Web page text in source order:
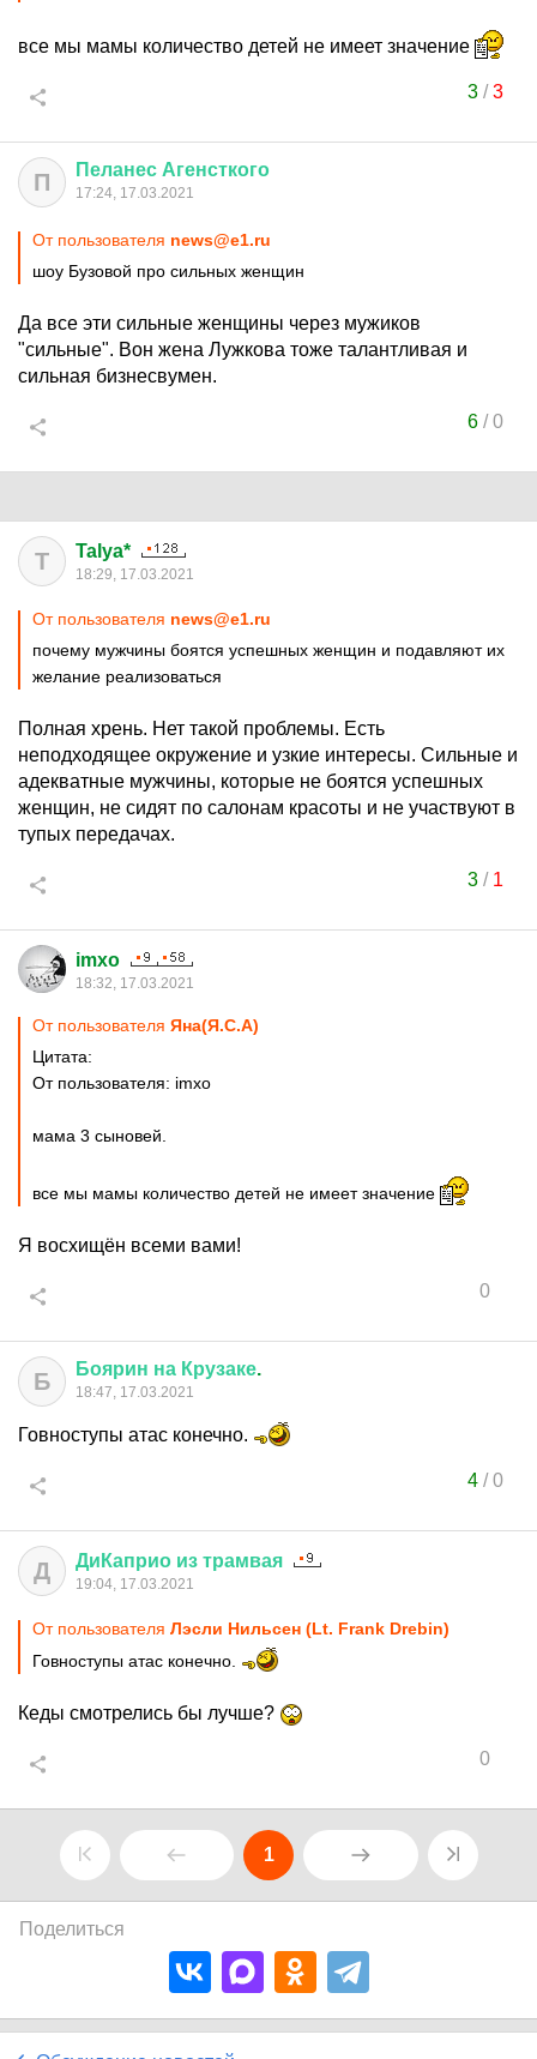
все мы мамы количество детей не имеет значение
3/3
П Пеланес Агенсткого
17:24, 17.03.2021
От пользователя news@e1.ru
шоу Бузовой про сильных женщин
Да все эти сильные женщины через мужиков
"сильные". Вон жена Лужкова тоже талантливая и
сильная бизнесвумен.
6/0
T Talya*
18:29, 17.03.2021
От пользователя news@e1.ru
почему мужчины боятся успешных женщин и подавляют их
желание реализоваться
Полная хрень. Нет такой проблемы. Есть
неподходящее окружение и узкие интересы. Сильные и
адекватные мужчины, которые не боятся успешных
женщин, не сидят по салонам красоты и не участвуют в
тупых передачах.
3/ 1
imxo
18:32, 17.03.2021
От пользователя Яна(Я.С.А)
Цитата:
От пользователя: imxo
мама 3 сыновей.
все мы мамы количество детей не имеет значение
Я восхищён всеми вами!
0
Б Боярин на Крузаке.
18:47, 17.03.2021
Говноступы атас конечно.
4/0
Д ДиКаприо из трамвая
19:04, 17.03.2021
От пользователя Лэсли Нильсен (Lt. Frank Drebin)
Говноступы атас конечно.
Кеды смотрелись бы лучше?
0
1
Поделиться